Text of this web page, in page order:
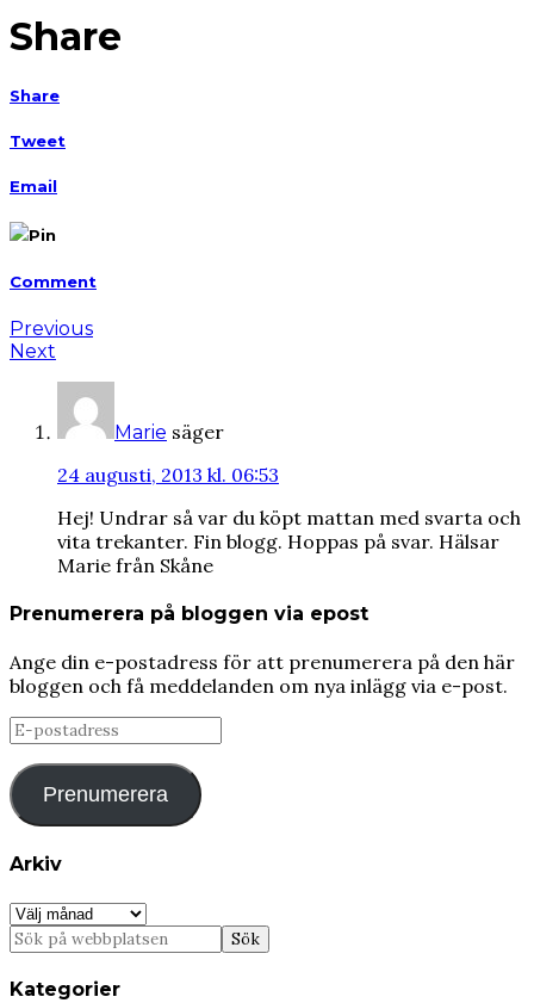
Share
Share
Tweet
Email
Pin
Comment
Previous
Next
Marie säger
24 augusti, 2013 kl. 06:53
Hej! Undrar så var du köpt mattan med svarta och
vita trekanter. Fin blogg. Hoppas på svar. Hälsar
Marie från Skåne
Prenumerera på bloggen via epost
Ange din e-postadress för att prenumerera på den här
bloggen och få meddelanden om nya inlägg via e-post.
E-
postadress
Prenumerera
Arkiv
Arkiv
Kategorier